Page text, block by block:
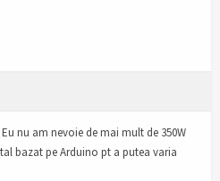
nu am nevoie de mai mult de 350W
bazat pe Arduino pt a putea varia